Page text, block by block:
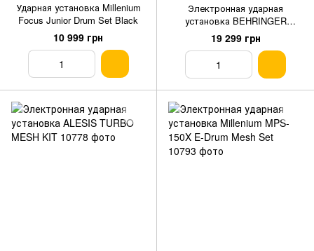
Ударная установка Millenium
Focus Junior Drum Set Black
10 999 грн
Электронная ударная
установка BEHRINGER
XD8USB
19 299 грн